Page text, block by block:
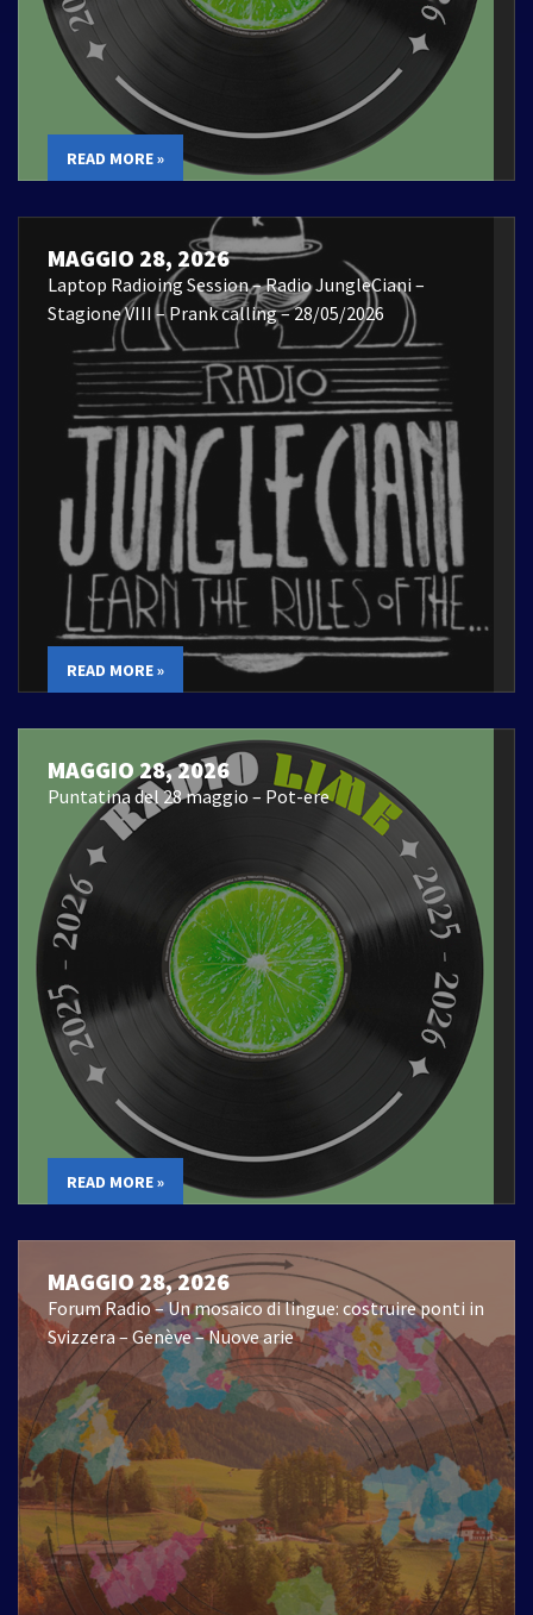
READ MORE »
MAGGIO 28, 2026
Laptop Radioing Session – Radio JungleCiani –
Stagione VIII – Prank calling – 28/05/2026
READ MORE »
MAGGIO 28, 2026
Puntatina del 28 maggio – Pot-ere
READ MORE »
MAGGIO 28, 2026
Forum Radio – Un mosaico di lingue: costruire ponti in
Svizzera – Genève – Nuove arie